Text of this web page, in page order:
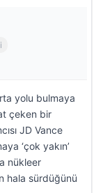
yolu bulmaya
çeken bir
JD Vance
‘çok yakın’
nükleer
hala sürdüğünü